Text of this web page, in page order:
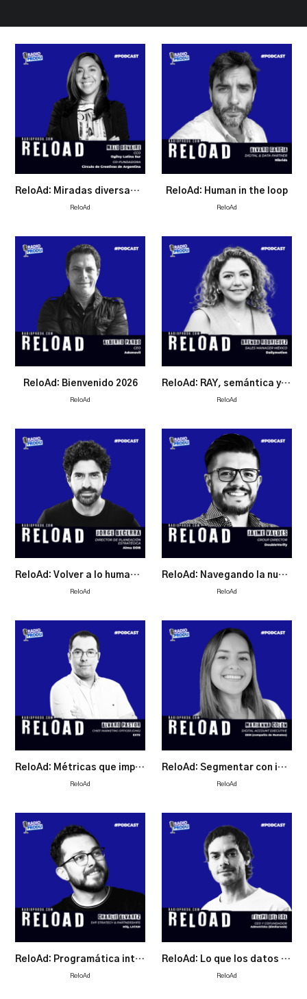
ReloAd: Miradas diversas, líderes revolucionarias
ReloAd
ReloAd: Human in the loop
ReloAd
ReloAd: Bienvenido 2026
ReloAd
ReloAd: RAY, semántica y seguridad
ReloAd
ReloAd: Volver a lo humano, el planner en tiempos de vértigo
ReloAd
ReloAd: Navegando la nueva era programática
ReloAd
ReloAd: Métricas que importan en decisiones que pesan
ReloAd
ReloAd: Segmentar con inteligencia, crear con intuición
ReloAd
ReloAd: Programática inteligente, resultados más humanos
ReloAd
ReloAd: Lo que los datos saben (antes que tú)
ReloAd